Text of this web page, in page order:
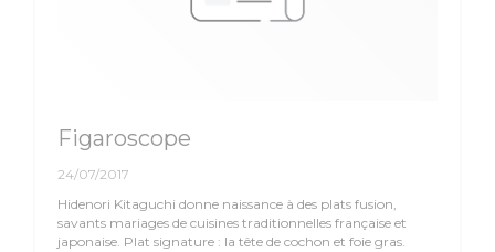
Figaroscope
24/07/2017
Hidenori Kitaguchi donne naissance à des plats fusion,
savants mariages de cuisines traditionnelles française et
japonaise. Plat signature : la tête de cochon et foie gras.